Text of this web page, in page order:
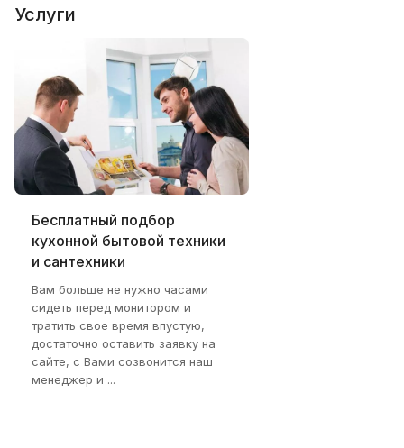
Услуги
Бесплатный подбор
кухонной бытовой техники
и сантехники
Вам больше не нужно часами
сидеть перед монитором и
тратить свое время впустую,
достаточно оставить заявку на
сайте, с Вами созвонится наш
менеджер и ...